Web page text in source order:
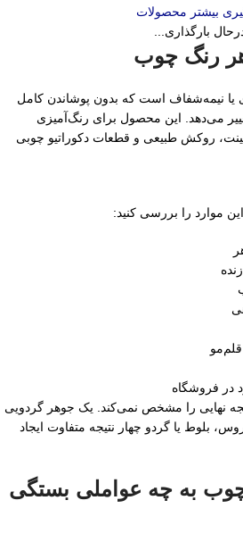
بیشتر محصولات
بارگذاری...
رنگ چوب
نیمه‌شفاف است که بدون پوشاندن کامل
می‌دهد. این محصول برای رنگ‌آمیزی
روکش طبیعی و قطعات دکوراتیو چوبی
موارد را بررسی کنید:
قلم‌مو
در فروشگاه
نهایی را مشخص نمی‌کند. یک جوهر گردویی
یا گردو چهار نتیجه متفاوت ایجاد
به چه عواملی بستگی